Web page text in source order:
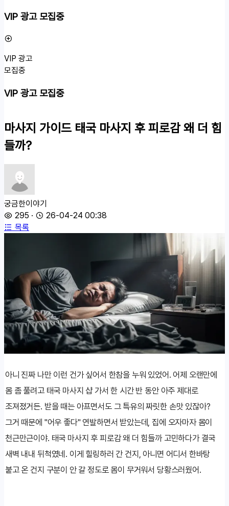
VIP 광고 모집중
VIP 광고
모집중
VIP 광고 모집중
마사지 가이드 태국 마사지 후 피로감 왜 더 힘
들까?
궁금한이야기
295 ·
26-04-24 00:38
목록
아니 진짜 나만 이런 건가 싶어서 한참을 누워 있었어. 어제 오랜만에
몸 좀 풀려고 태국 마사지 샵 가서 한 시간 반 동안 아주 제대로
조져졌거든. 받을 때는 아프면서도 그 특유의 짜릿한 손맛 있잖아?
그거 때문에 "어우 좋다" 연발하면서 받았는데, 집에 오자마자 몸이
천근만근이야. 태국 마사지 후 피로감 왜 더 힘들까 고민하다가 결국
새벽 내내 뒤척였네. 이게 힐링하러 간 건지, 아니면 어디서 한바탕
붙고 온 건지 구분이 안 갈 정도로 몸이 무거워서 당황스러웠어.